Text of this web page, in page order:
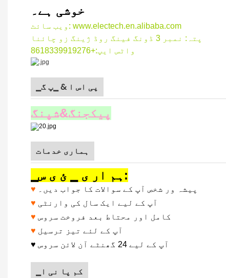
خوشی ہے۔
ویب سائٹ: www.electech.en.alibaba.com
پتہ: نمبر 3 ڈونگ فینگ روڈ ژینگ زو چائنا
واٹس ایپ:+8618339919276
▁پی اس ا & ▁پ گ
پیکجنگ&شپنگ
ہماری خدمات
▁ہم ار ی ▁ ئ ی س:
♥
پیشہ ور شخص آپ کے سوالات کا جواب دیں۔
♥ آپ کے لیے ایک سال کی وارنٹی
♥ کامل اور محتاط بعد فروخت سروس
♥ آپ کے لئے تیز ترسیل
♥
آپ کے لیے 24 گھنٹے آن لائن سروس
▁کم پا نی ا